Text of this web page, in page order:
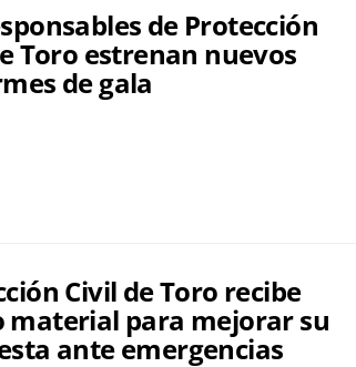
de Protección
Toro estrenan nuevos
de gala
Civil de Toro recibe
material para mejorar su
ante emergencias